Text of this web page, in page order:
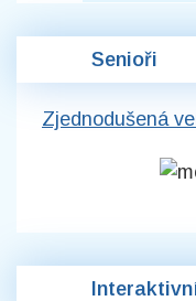
Senioři
Zjednodušená